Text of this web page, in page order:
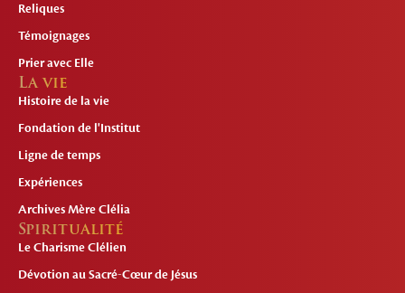
Reliques
Témoignages
Prier avec Elle
La vie
Histoire de la vie
Fondation de l'Institut
Ligne de temps
Expériences
Archives Mère Clélia
Spiritualité
Le Charisme Clélien
Dévotion au Sacré-Cœur de Jésus